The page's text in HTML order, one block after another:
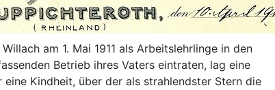
am 1. Mai 1911 als Arbeitslehrlinge in den
Betrieb ihres Vaters eintraten, lag eine
Kindheit, über der als strahlendster Stern die